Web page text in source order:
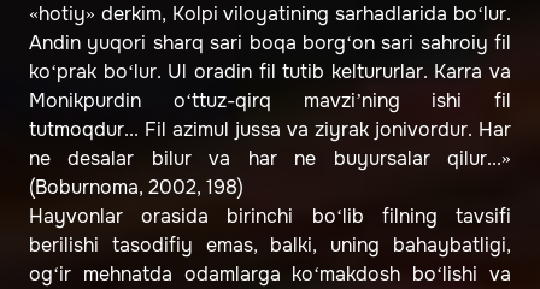
«hotiy» derkim, Kolpi viloyatining sarhadlarida bo‘lur.
Andin yuqori sharq sari boqa borg‘on sari sahroiy fil
ko‘prak bo‘lur. Ul oradin fil tutib keltururlar. Karra va
Monikpurdin o‘ttuz-qirq mavzi’ning ishi fil
tutmoqdur... Fil azimul jussa va ziyrak jonivordur. Har
ne desalar bilur va har ne buyursalar qilur...»
(Boburnoma, 2002, 198)
Hayvonlar orasida birinchi bo‘lib filning tavsifi
berilishi tasodifiy emas, balki, uning bahaybatligi,
og‘ir mehnatda odamlarga ko‘makdosh bo‘lishi va